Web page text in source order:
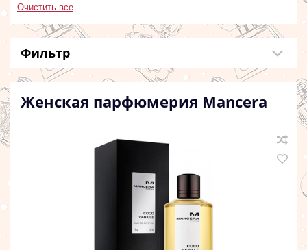
Очистить все
Фильтр
Женская парфюмерия Mancera